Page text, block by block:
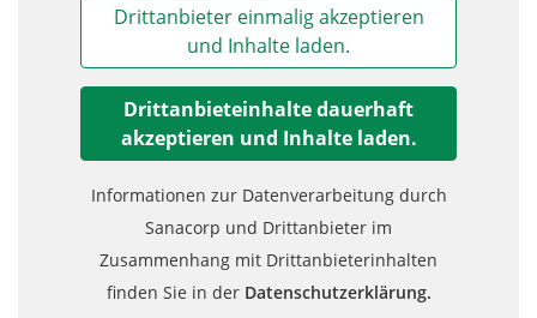
Drittanbieter einmalig akzeptieren
und Inhalte laden.
Drittanbieteinhalte dauerhaft
akzeptieren und Inhalte laden.
Informationen zur Datenverarbeitung durch
Sanacorp und Drittanbieter im
Zusammenhang mit Drittanbieterinhalten
finden Sie in der Datenschutzerklärung.